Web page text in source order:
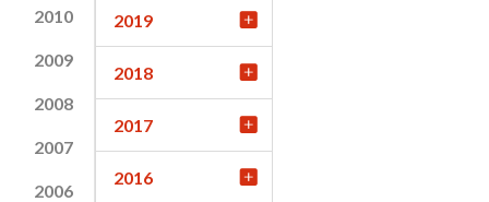
2010
2009
2008
2007
2006
2019
2018
2017
2016